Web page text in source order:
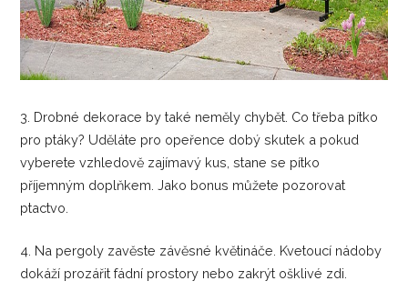
3. Drobné dekorace by také neměly chybět. Co třeba pítko
pro ptáky? Uděláte pro opeřence dobý skutek a pokud
vyberete vzhledově zajímavý kus, stane se pítko
příjemným doplňkem. Jako bonus můžete pozorovat
ptactvo.
4. Na pergoly zavěste závěsné květináče. Kvetoucí nádoby
dokáží prozářit fádní prostory nebo zakrýt ošklivé zdi.